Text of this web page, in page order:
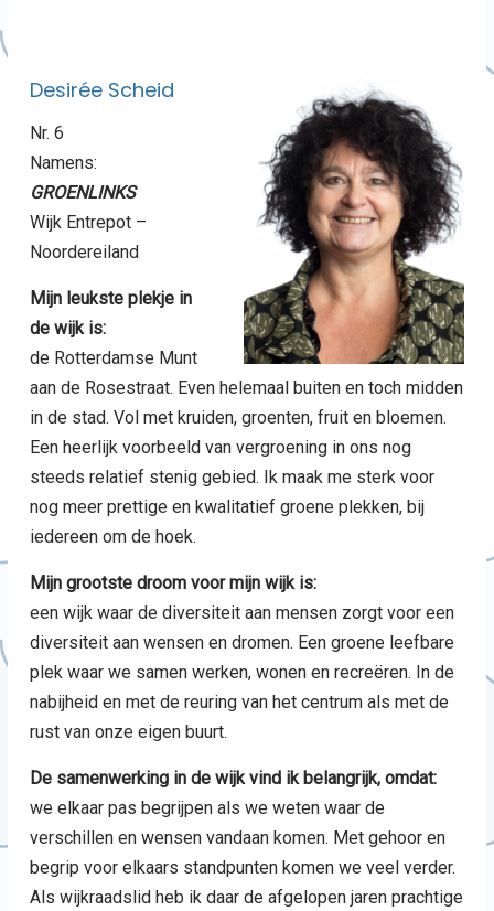
Desirée Scheid
Nr. 6
Namens:
GROENLINKS
Wijk Entrepot –
Noordereiland
Mijn leukste plekje in
de wijk is:
de Rotterdamse Munt
aan de Rosestraat. Even helemaal buiten en toch midden
in de stad. Vol met kruiden, groenten, fruit en bloemen.
Een heerlijk voorbeeld van vergroening in ons nog
steeds relatief stenig gebied. Ik maak me sterk voor
nog meer prettige en kwalitatief groene plekken, bij
iedereen om de hoek.
Mijn grootste droom voor mijn wijk is:
een wijk waar de diversiteit aan mensen zorgt voor een
diversiteit aan wensen en dromen. Een groene leefbare
plek waar we samen werken, wonen en recreëren. In de
nabijheid en met de reuring van het centrum als met de
rust van onze eigen buurt.
De samenwerking in de wijk vind ik belangrijk, omdat:
we elkaar pas begrijpen als we weten waar de
verschillen en wensen vandaan komen. Met gehoor en
begrip voor elkaars standpunten komen we veel verder.
Als wijkraadslid heb ik daar de afgelopen jaren prachtige